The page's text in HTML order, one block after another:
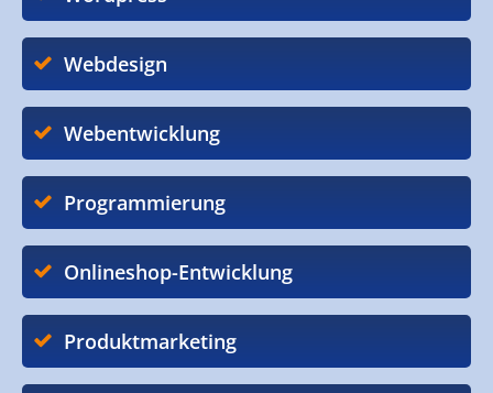
Webdesign
Webentwicklung
Programmierung
Onlineshop-Entwicklung
Produktmarketing